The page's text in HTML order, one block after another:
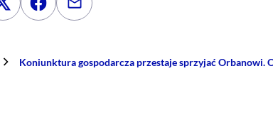
na LinkedIn
Udostępnij na Twitterze
Udostępnij na Facebooku
Udostępnij przez e-mail
Koniunktura gospodarcza przestaje sprzyjać Orbanowi.